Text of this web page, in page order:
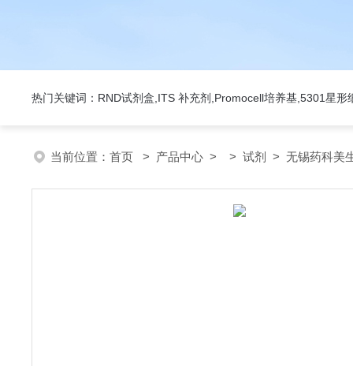
热门关键词：RND试剂盒,ITS 补充剂,Promocell培养基,5301星形
当前位置： 首页 > 产品中心 > > 试剂 > 无锡药科美